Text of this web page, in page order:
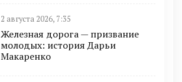
2 августа 2026, 7:35
Железная дорога — призвание
молодых: история Дарьи
Макаренко